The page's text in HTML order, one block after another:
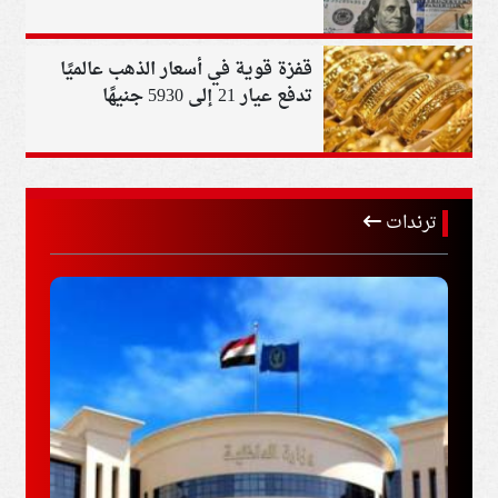
قفزة قوية في أسعار الذهب عالميًا
تدفع عيار 21 إلى 5930 جنيهًا
ترندات